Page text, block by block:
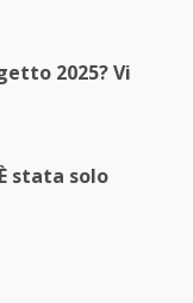
2025? Vi
stata solo